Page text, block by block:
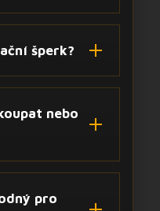
šperk?
nebo
pro